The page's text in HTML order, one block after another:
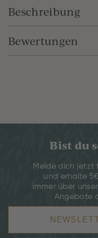
Beschreibung
Bewertungen
Bist du
Melde dich jetzt
und erhalte
immer über
Angebote